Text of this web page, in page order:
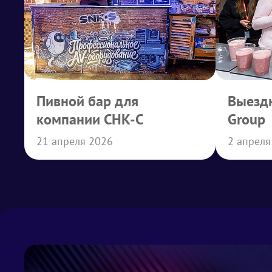
Пивной бар для
компании СНК-С
21 апреля 2026
Group
2